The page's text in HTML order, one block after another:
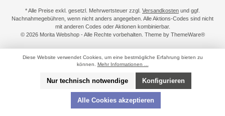
* Alle Preise exkl. gesetzl. Mehrwertsteuer zzgl. Versandkosten und ggf.
Nachnahmegebühren, wenn nicht anders angegeben. Alle Aktions-Codes sind nicht
mit anderen Codes oder Aktionen kombinierbar.
© 2026 Morita Webshop - Alle Rechte vorbehalten. Theme by ThemeWare®
Diese Website verwendet Cookies, um eine bestmögliche Erfahrung bieten zu
können. Mehr Informationen ...
Nur technisch notwendige Konfigurieren
Alle Cookies akzeptieren